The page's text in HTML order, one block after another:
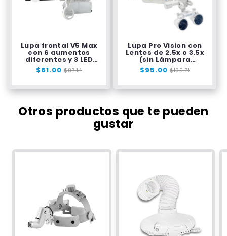
Lupa frontal V5 Max
con 6 aumentos
diferentes y 3 LED
ajustables
Precio
$61.00 Precio
oferta
$87.14
Lupa Pro Vision con
Lentes de 2.5x o 3.5x
(sin Lámpara
Frontal)
Precio
$95.00 Precio
oferta
$135.71
Otros productos que te pueden
gustar